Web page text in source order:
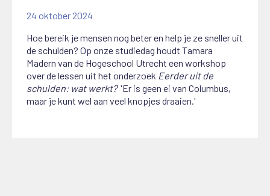
24 oktober 2024
Hoe bereik je mensen nog beter en help je ze sneller uit
de schulden? Op onze studiedag houdt Tamara
Madern vande Hogeschool Utrecht een workshop
over de lessen uithet onderzoek Eerder uit de
schulden: wat werkt?'Er is geen ei van Columbus,
maar je kunt wel aan veel knopjes draaien.'